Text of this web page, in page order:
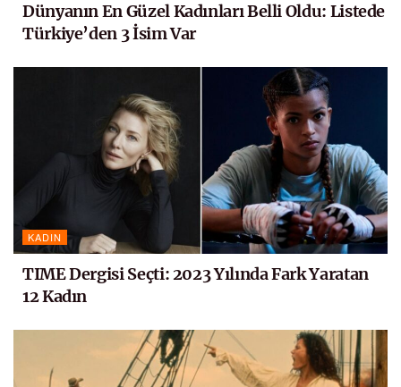
Dünyanın En Güzel Kadınları Belli Oldu: Listede
Türkiye’den 3 İsim Var
KADIN
TIME Dergisi Seçti: 2023 Yılında Fark Yaratan
12 Kadın